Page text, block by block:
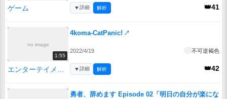
ゲーム 👑41
▼詳細 解析
no image
1:55
4koma-CatPanic! ↗
2022/4/19 不可逆褐色
👑42
▼詳細 解析
勇者、辞めます Episode 02「明日の自分が楽にな